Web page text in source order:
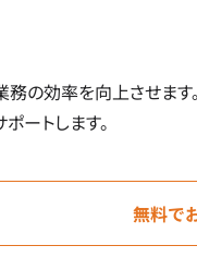
の効率を向上させま
ートします。
無料で